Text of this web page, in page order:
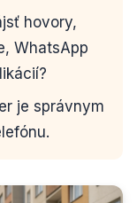
hovory,
WhatsApp
je správnym